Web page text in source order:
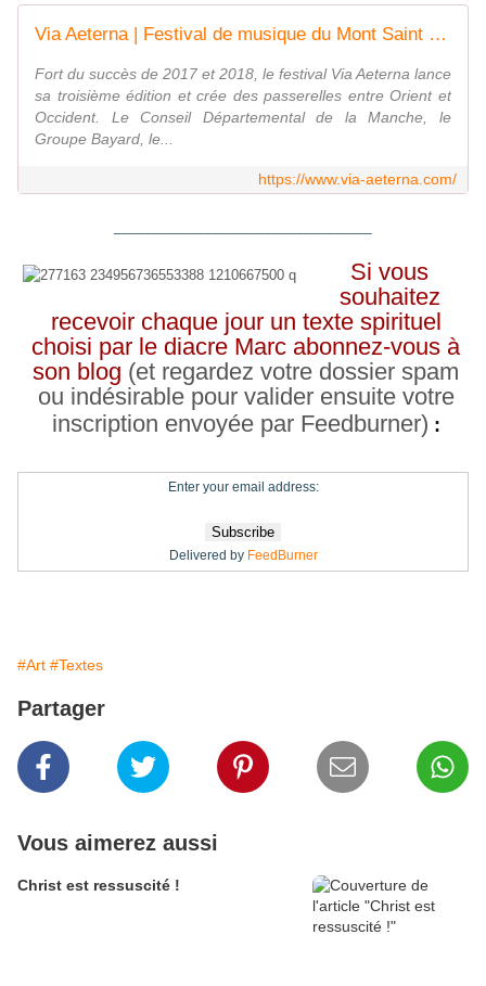
Via Aeterna | Festival de musique du Mont Saint Michel et sa baie
Fort du succès de 2017 et 2018, le festival Via Aeterna lance
sa troisième édition et crée des passerelles entre Orient et
Occident. Le Conseil Départemental de la Manche, le
Groupe Bayard, le...
https://www.via-aeterna.com/
Si vous
souhaitez
recevoir chaque jour un texte spirituel
choisi par le diacre Marc abonnez-vous à
son blog (et regardez votre dossier spam
ou indésirable pour valider ensuite votre
inscription envoyée par Feedburner) :
Enter your email address:
Delivered by FeedBurner
#Art #Textes
Partager
Vous aimerez aussi
Christ est ressuscité !